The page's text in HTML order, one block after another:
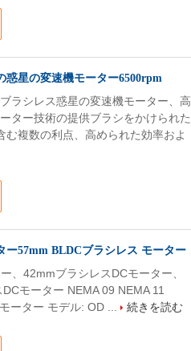
惑星の変速機モーター6500rpm
ラシレス惑星の変速機モーター、高
ター技術の提供ブラシをかけられた
複数の利点、高められた効率およ
ー57mm BLDCブラシレス モーター
、42mmブラシレスDCモーター、
モーター NEMA 09 NEMA 11
ーター モデル: OD ...
続きを読む